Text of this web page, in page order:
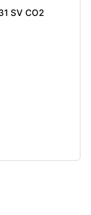
SV CO2